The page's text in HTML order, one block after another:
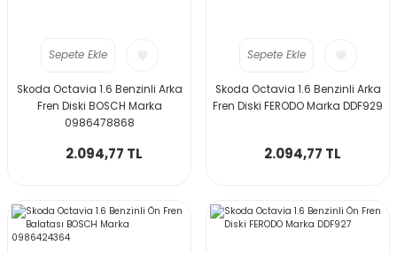
Sepete Ekle
Skoda Octavia 1.6 Benzinli Arka
Fren Diski BOSCH Marka
0986478868
2.094,77 TL
Sepete Ekle
Skoda Octavia 1.6 Benzinli Arka
Fren Diski FERODO Marka DDF929
2.094,77 TL